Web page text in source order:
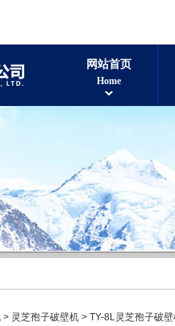
网站首页
Home
> 灵芝孢子破壁机 > TY-8L灵芝孢子破